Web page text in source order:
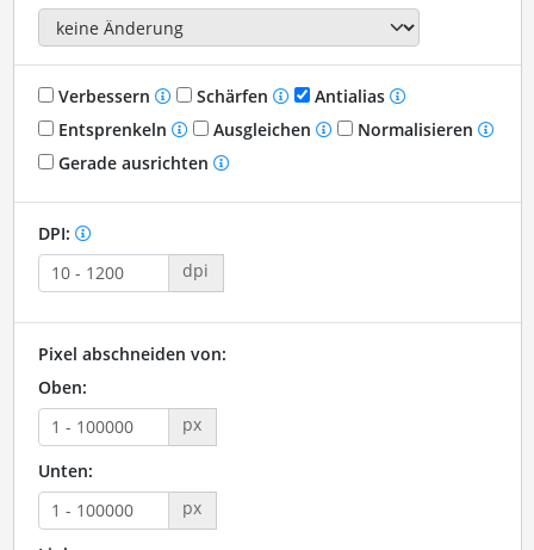
Verbessern Schärfen
Antialias
Entsprenkeln
Ausgleichen
Normalisieren
Gerade ausrichten
DPI:
dpi
Pixel abschneiden von:
Oben:
px
Unten:
px